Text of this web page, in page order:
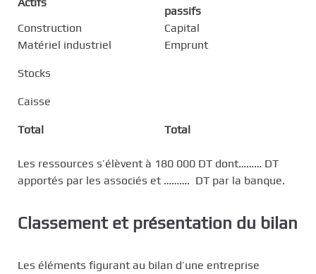
passifs
Construction
Capital
Matériel industriel
Stocks
Caisse
Emprunt
Total Total
Les ressources s’élèvent à 180 000 DT dont……… DT
apportés par les associés et ………. DT par la banque.
Classement et présentation du bilan
Les éléments figurant au bilan d’une entreprise